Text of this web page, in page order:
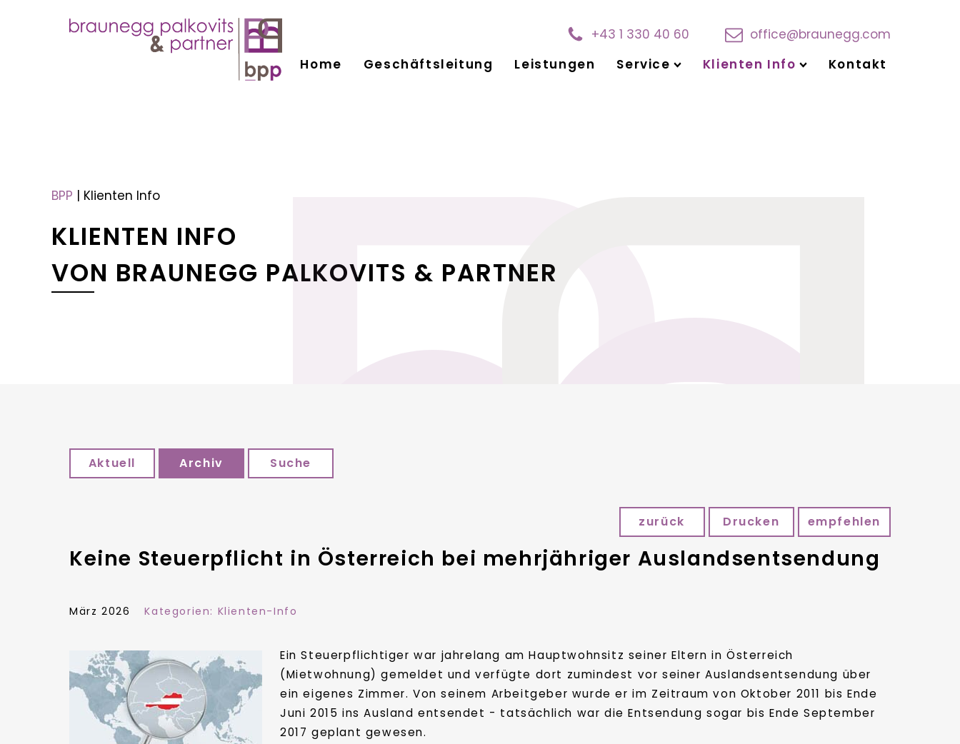
+43 1 330 40 60
office@braunegg.com
Home
Geschäftsleitung Leistungen Service Klienten Info Kontakt
BPP | Klienten Info
KLIENTEN INFO
VON BRAUNEGG PALKOVITS & PARTNER
Aktuell Archiv Suche
zurück Drucken empfehlen
Keine Steuerpflicht in Österreich bei mehrjähriger Auslandsentsendung
März 2026 Kategorien: Klienten-Info
Ein Steuerpflichtiger war jahrelang am Hauptwohnsitz seiner Eltern in Österreich
(Mietwohnung) gemeldet und verfügte dort zumindest vor seiner Auslandsentsendung über
ein eigenes Zimmer. Von seinem Arbeitgeber wurde er im Zeitraum von Oktober 2011 bis Ende
Juni 2015 ins Ausland entsendet - tatsächlich war die Entsendung sogar bis Ende September
2017 geplant gewesen.